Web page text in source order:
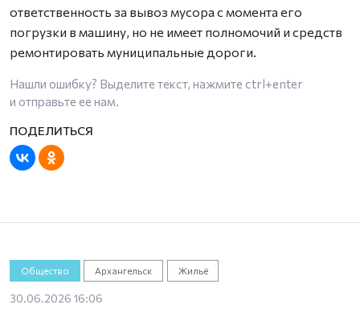
ответственность за вывоз мусора с момента его
погрузки в машину, но не имеет полномочий и средств
ремонтировать муниципальные дороги.
Нашли ошибку? Выделите текст, нажмите ctrl+enter
и отправьте ее нам.
Общество Архангельск Жильё
30.06.2026 16:06